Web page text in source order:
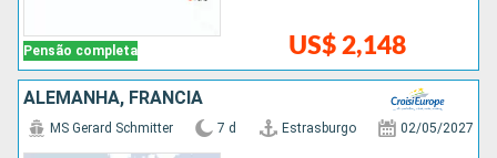
Pensão completa US$ 2,148
ALEMANHA, FRANCIA
MS Gerard Schmitter 7 d Estrasburgo 02/05/2027